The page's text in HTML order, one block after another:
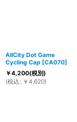
AllCity Dot Game
Cycling Cap [CA070]
￥4,200(税別)
(税込 : ￥ 4,620)